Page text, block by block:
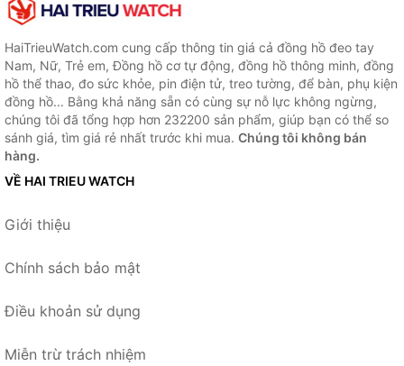
HaiTrieuWatch.com cung cấp thông tin giá cả đồng hồ đeo tay
Nam, Nữ, Trẻ em, Đồng hồ cơ tự động, đồng hồ thông minh, đồng
hồ thể thao, đo sức khỏe, pin điện tử, treo tường, để bàn, phụ kiện
đồng hồ... Bằng khả năng sẵn có cùng sự nỗ lực không ngừng,
chúng tôi đã tổng hợp hơn 232200 sản phẩm, giúp bạn có thể so
sánh giá, tìm giá rẻ nhất trước khi mua. Chúng tôi không bán
hàng.
VỀ HAI TRIEU WATCH
Giới thiệu
Chính sách bảo mật
Điều khoản sử dụng
Miễn trừ trách nhiệm